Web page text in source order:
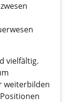
vielfältig.
weiterbilden